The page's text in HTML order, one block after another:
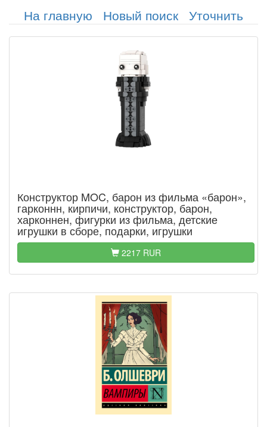
На главную Новый поиск Уточнить
Конструктор MOC, барон из фильма «барон»,
гарконнн, кирпичи, конструктор, барон,
харконнен, фигурки из фильма, детские
игрушки в сборе, подарки, игрушки
2217 RUR